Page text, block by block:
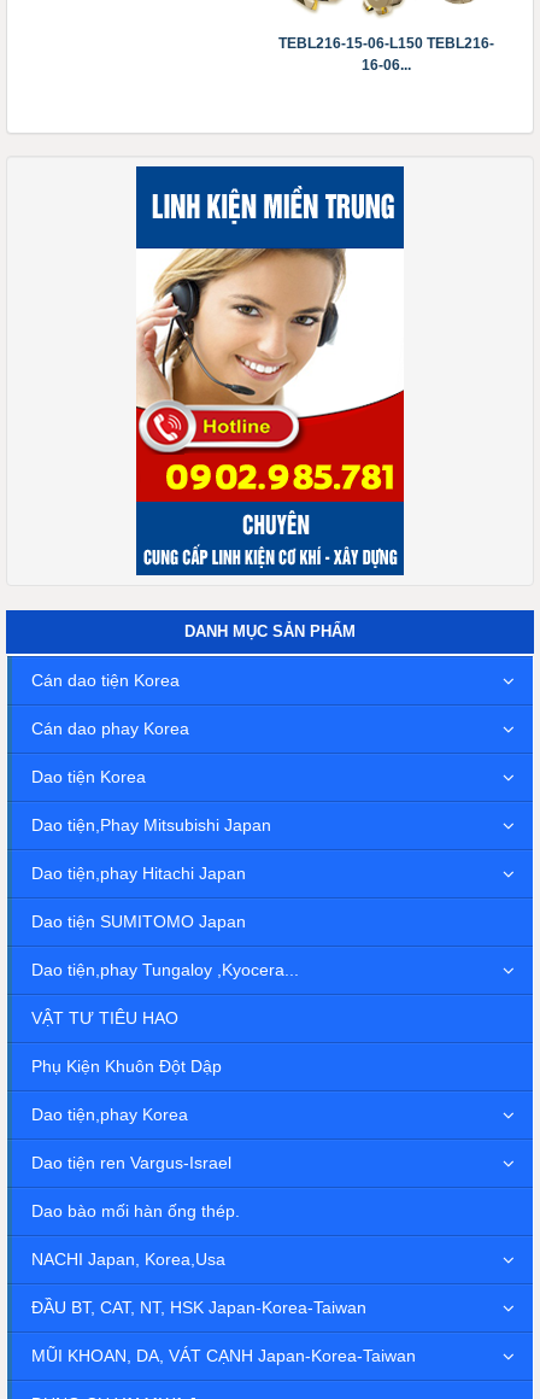
TEBL216-15-06-L150 TEBL216-
16-06...
DANH MỤC SẢN PHẨM
Cán dao tiện Korea
Cán dao phay Korea
Dao tiện Korea
Dao tiện,Phay Mitsubishi Japan
Dao tiện,phay Hitachi Japan
Dao tiện SUMITOMO Japan
Dao tiện,phay Tungaloy ,Kyocera...
VẬT TƯ TIÊU HAO
Phụ Kiện Khuôn Đột Dập
Dao tiện,phay Korea
Dao tiện ren Vargus-Israel
Dao bào mối hàn ống thép.
NACHI Japan, Korea,Usa
ĐẦU BT, CAT, NT, HSK Japan-Korea-Taiwan
MŨI KHOAN, DA, VÁT CẠNH Japan-Korea-Taiwan